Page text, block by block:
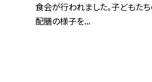
食会が行われました。子どもた
配膳の様子を...